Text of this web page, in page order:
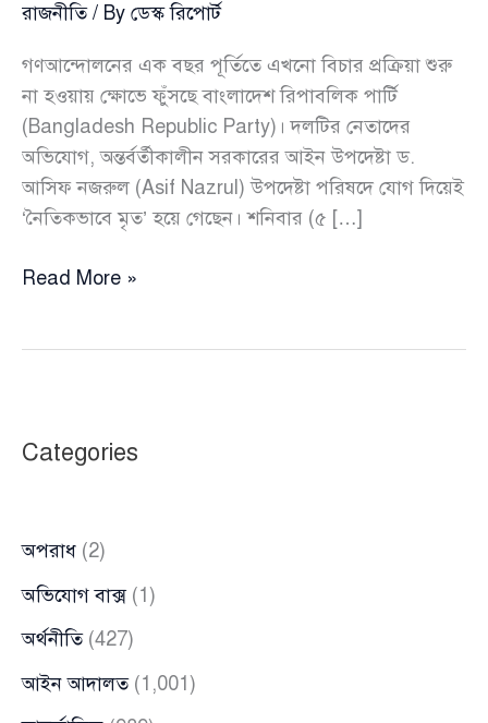
রাজনীতি/ By ডেস্ক রিপোর্ট
গণআন্দোলনের এক বছর পূর্তিতে এখনো বিচার প্রক্রিয়া শুরু
না হওয়ায় ক্ষোভে ফুঁসছে বাংলাদেশ রিপাবলিক পার্টি
(Bangladesh Republic Party)। দলটির নেতাদের
অভিযোগ, অন্তর্বর্তীকালীন সরকারের আইন উপদেষ্টা ড.
আসিফ নজরুল (Asif Nazrul) উপদেষ্টা পরিষদে যোগ দিয়েই
‘নৈতিকভাবে মৃত’ হয়ে গেছেন। শনিবার (৫ […]
শাহবাগে
মিছিল,
বাংলাদেশ
রিপাবলিক
Read More »
Categories
অপরাধ (2)
অভিযোগ বাক্স(1)
অর্থনীতি(427)
আইন আদালত(1,001)